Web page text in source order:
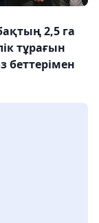
2,5 га
тұрағын
беттерімен